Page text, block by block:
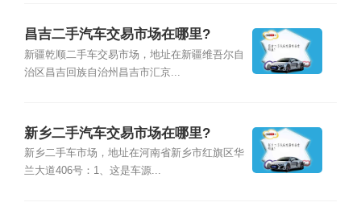
昌吉二手汽车交易市场在哪里?
新疆乾顺二手车交易市场，地址在新疆维吾尔自
治区昌吉回族自治州昌吉市汇京...
新乡二手汽车交易市场在哪里?
新乡二手车市场，地址在河南省新乡市红旗区华
兰大道406号：1、这是车源...